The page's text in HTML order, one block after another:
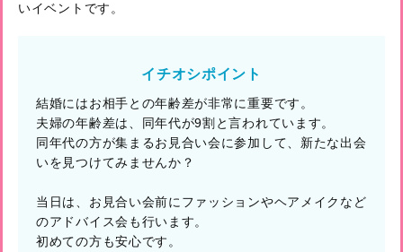
いイベントです。
イチオシポイント
結婚にはお相手との年齢差が非常に重要です。
夫婦の年齢差は、同年代が9割と言われています。
同年代の方が集まるお見合い会に参加して、新たな出会
いを見つけてみませんか？
当日は、お見合い会前にファッションやヘアメイクなど
のアドバイス会も行います。
初めての方も安心です。